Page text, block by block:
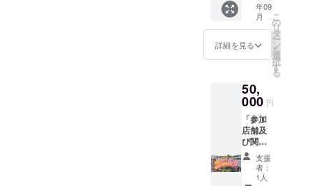
お名前
をご入
力くだ
さい。
ないと
の場合
は、
「紹介
不要」
とご入
力くだ
さい。
テッ
カーを6
種セッ
トとオ
ティーT
シャツ
供しま
す。 ※
店舗に
よって
営業再
開時期
しま
す。ご
本人様
とお仲
間5名様
無料。
マイ
ク、プ
ロジェ
クター
完備。
DJとパ
フォー
マーが
年09
月
詳細を見る
こ
の
リ
タ
ー
ン
を
選
択
す
る
50,
000 円
「参加
店舗及
び関係
媒体に
てご支
援者様
支援
者：
1人